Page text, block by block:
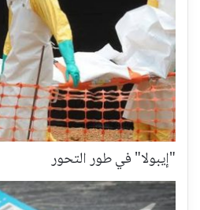
"إيبولا" في طور التحور